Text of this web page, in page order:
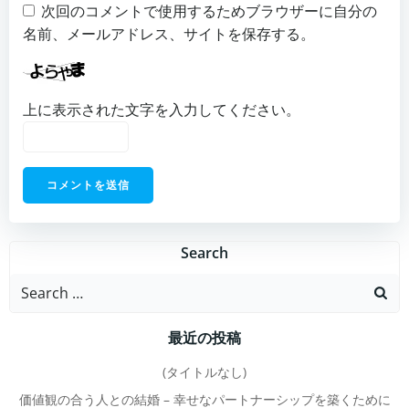
次回のコメントで使用するためブラウザーに自分の
名前、メールアドレス、サイトを保存する。
上に表示された文字を入力してください。
Search
Search
最近の投稿
(タイトルなし)
価値観の合う人との結婚 – 幸せなパートナーシップを築くために